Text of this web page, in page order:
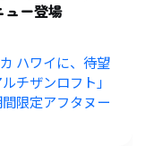
ュー登場
ハワイに、待望
チザンロフト」
限定アフタヌー